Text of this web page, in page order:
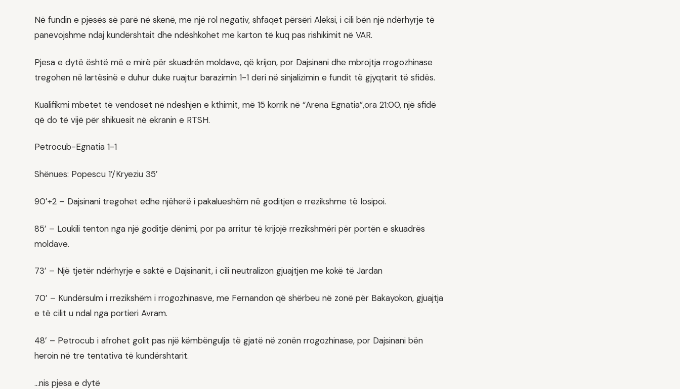
Në fundin e pjesës së parë në skenë, me një rol negativ, shfaqet përsëri Aleksi, i cili bën një ndërhyrje të
panevojshme ndaj kundërshtait dhe ndëshkohet me karton të kuq pas rishikimit në VAR.
Pjesa e dytë është më e mirë për skuadrën moldave, që krijon, por Dajsinani dhe mbrojtja rrogozhinase
tregohen në lartësinë e duhur duke ruajtur barazimin 1-1 deri në sinjalizimin e fundit të gjyqtarit të sfidës.
Kualifikmi mbetet të vendoset në ndeshjen e kthimit, më 15 korrik në “Arena Egnatia”,ora 21:00, një sfidë
që do të vijë për shikuesit në ekranin e RTSH.
Petrocub-Egnatia 1-1
Shënues: Popescu 1’/Kryeziu 35′
90’+2 – Dajsinani tregohet edhe njëherë i pakalueshëm në goditjen e rrezikshme të Iosipoi.
85’ – Loukili tenton nga një goditje dënimi, por pa arritur të krijojë rrezikshmëri për portën e skuadrës
moldave.
73’ – Një tjetër ndërhyrje e saktë e Dajsinanit, i cili neutralizon gjuajtjen me kokë të Jardan
70’ – Kundërsulm i rrezikshëm i rrogozhinasve, me Fernandon që shërbeu në zonë për Bakayokon, gjuajtja
e të cilit u ndal nga portieri Avram.
48’ – Petrocub i afrohet golit pas një këmbëngulja të gjatë në zonën rrogozhinase, por Dajsinani bën
heroin në tre tentativa të kundërshtarit.
…nis pjesa e dytë